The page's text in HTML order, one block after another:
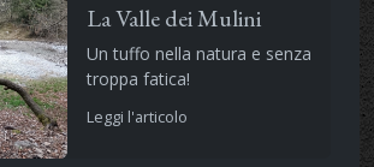
La Valle dei Mulini
Un tuffo nella natura e senza
troppa fatica!
Leggi l'articolo